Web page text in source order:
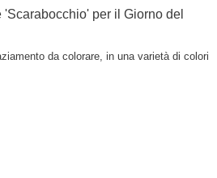
per il Giorno del
da colorare, in una varietà di colori